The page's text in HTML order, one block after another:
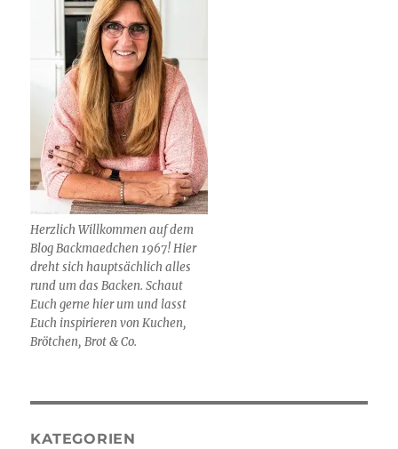
Herzlich Willkommen auf dem
Blog Backmaedchen 1967! Hier
dreht sich hauptsächlich alles
rund um das Backen. Schaut
Euch gerne hier um und lasst
Euch inspirieren von Kuchen,
Brötchen, Brot & Co.
KATEGORIEN